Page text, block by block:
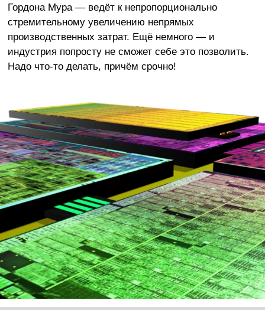
Гордона Мура — ведёт к непропорционально
стремительному увеличению непрямых
производственных затрат. Ещё немного — и
индустрия попросту не сможет себе это позволить.
Надо что-то делать, причём срочно!